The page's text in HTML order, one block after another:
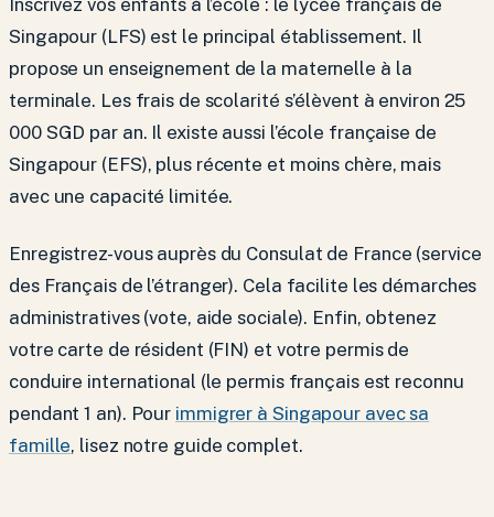
Singapour (LFS) est le principal établissement. Il
propose un enseignement de la maternelle à la
terminale. Les frais de scolarité s’élèvent à environ 25
000 SGD par an. Il existe aussi l’école française de
Singapour (EFS), plus récente et moins chère, mais
avec une capacité limitée.
Enregistrez-vous auprès du Consulat de France (service
des Français de l’étranger). Cela facilite les démarches
administratives (vote, aide sociale). Enfin, obtenez
votre carte de résident (FIN) et votre permis de
conduire international (le permis français est reconnu
pendant 1 an). Pour immigrer à Singapour avec sa
famille, lisez notre guide complet.